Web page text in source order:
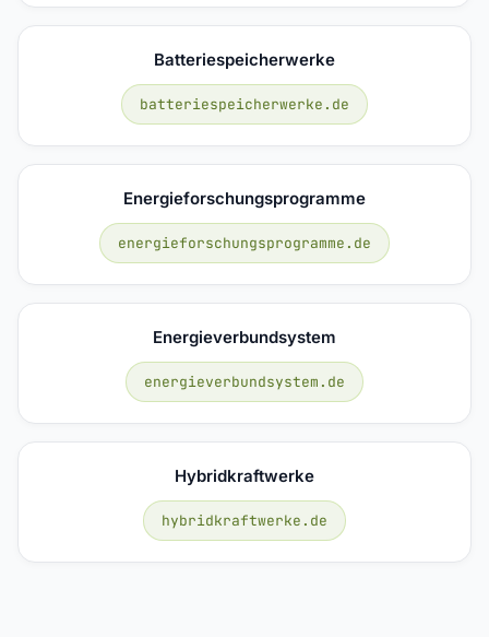
Batteriespeicherwerke
batteriespeicherwerke.de
Energieforschungsprogramme
energieforschungsprogramme.de
Energieverbundsystem
energieverbundsystem.de
Hybridkraftwerke
hybridkraftwerke.de